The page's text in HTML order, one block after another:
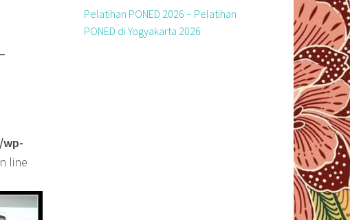
wp-
line
Pelatihan PONED 2026 – Pelatihan
PONED di Yogyakarta 2026